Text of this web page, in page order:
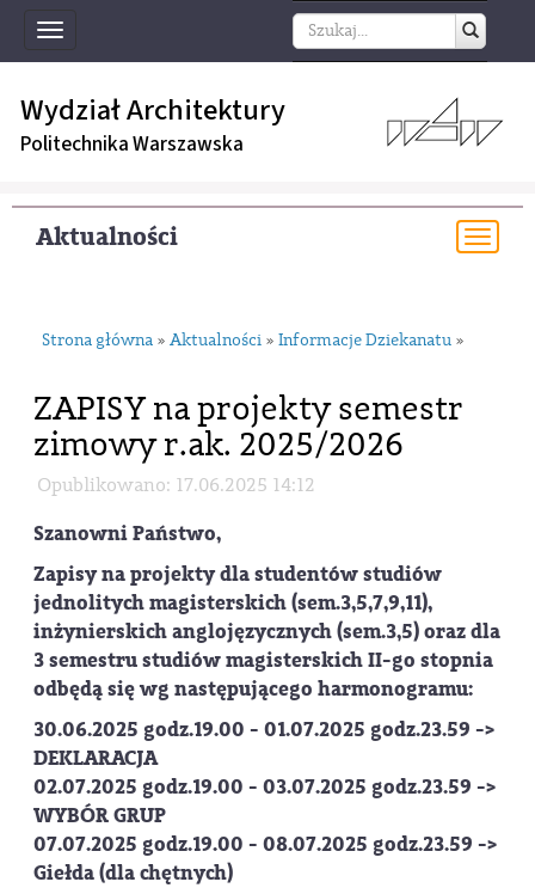
Toggle
navigation
Wydział Architektury
Politechnika Warszawska
Aktualności
Strona główna » Aktualności » Informacje Dziekanatu »
ZAPISY na projekty semestr
zimowy r.ak. 2025/2026
Opublikowano: 17.06.2025 14:12
Szanowni Państwo,
Zapisy na projekty dla studentów studiów
jednolitych magisterskich (sem.3,5,7,9,11),
inżynierskich anglojęzycznych (sem.3,5) oraz dla
3 semestru studiów magisterskich II-go stopnia
odbędą się wg następującego harmonogramu:
30.06.2025 godz.19.00 - 01.07.2025 godz.23.59 ->
DEKLARACJA
02.07.2025 godz.19.00 - 03.07.2025 godz.23.59 ->
WYBÓR GRUP
07.07.2025 godz.19.00 - 08.07.2025 godz.23.59 ->
Giełda (dla chętnych)